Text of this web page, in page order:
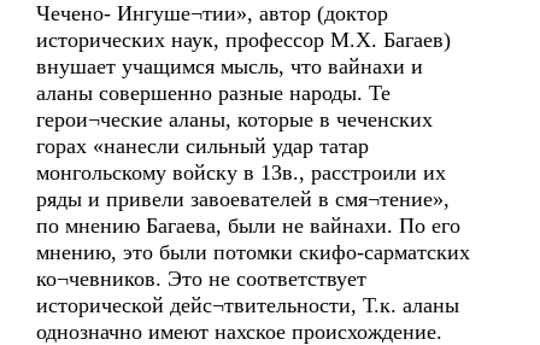
Чечено- Ингуше¬тии», автор (доктор
исторических наук, профессор М.Х. Багаев)
внушает учащимся мысль, что вайнахи и
аланы совершенно разные народы. Те
герои¬ческие аланы, которые в чеченских
горах «нанесли сильный удар татар
монгольскому войску в 13в., расстроили их
ряды и привели завоевателей в смя¬тение»,
по мнению Багаева, были не вайнахи. По его
мнению, это были потомки скифо-сарматских
ко¬чевников. Это не соответствует
исторической дейс¬твительности, Т.к. аланы
однозначно имеют нахское происхождение.